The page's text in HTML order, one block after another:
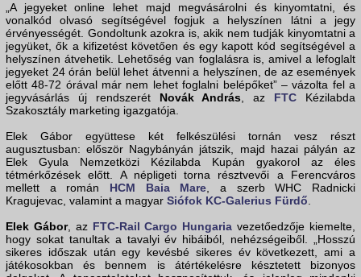
„A jegyeket online lehet majd megvásárolni és kinyomtatni, és
vonalkód olvasó segítségével fogjuk a helyszínen látni a jegy
érvényességét. Gondoltunk azokra is, akik nem tudják kinyomtatni a
jegyüket, ők a kifizetést követően és egy kapott kód segítségével a
helyszínen átvehetik. Lehetőség van foglalásra is, amivel a lefoglalt
jegyeket 24 órán belül lehet átvenni a helyszínen, de az események
előtt 48-72 órával már nem lehet foglalni belépőket” – vázolta fel a
jegyvásárlás új rendszerét Novák András, az FTC Kézilabda
Szakosztály marketing igazgatója.
Elek Gábor együttese két felkészülési tornán vesz részt
augusztusban: először Nagybányán játszik, majd hazai pályán az
Elek Gyula Nemzetközi Kézilabda Kupán gyakorol az éles
tétmérkőzések előtt. A népligeti torna résztvevői a Ferencváros
mellett a román HCM Baia Mare, a szerb WHC Radnicki
Kragujevac, valamint a magyar Siófok KC-Galerius Fürdő.
Elek Gábor, az FTC-Rail Cargo Hungaria vezetőedzője kiemelte,
hogy sokat tanultak a tavalyi év hibáiból, nehézségeiből. „Hosszú
sikeres időszak után egy kevésbé sikeres év következett, ami a
játékosokban és bennem is átértékelésre késztetett bizonyos